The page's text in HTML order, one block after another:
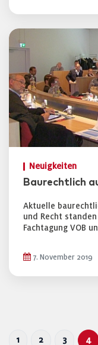
Neuigkeiten
Baurechtlich
Aktuelle
und Recht
Fachtagung VOB
7. November 2019
1 2 3 4